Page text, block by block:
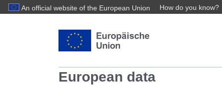
An official website of the European Union How do you know?
European data